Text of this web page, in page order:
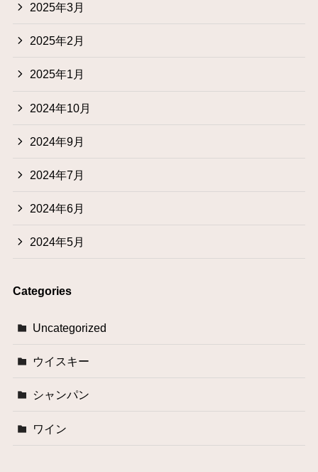
2025年3月
2025年2月
2025年1月
2024年10月
2024年9月
2024年7月
2024年6月
2024年5月
Categories
Uncategorized
ウイスキー
シャンパン
ワイン